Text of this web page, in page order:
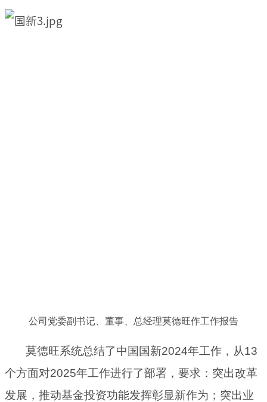
公司党委副书记、董事、总经理莫德旺作工作报告
莫德旺系统总结了中国国新2024年工作，从13
个方面对2025年工作进行了部署，要求：突出改革
发展，推动基金投资功能发挥彰显新作为；突出业